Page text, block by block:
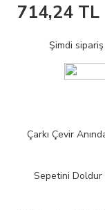
714,24 TL
Şimdi
Çarkı Çevir
Sepetini Doldur